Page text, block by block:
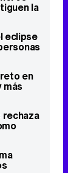
la
eclipse
en
más